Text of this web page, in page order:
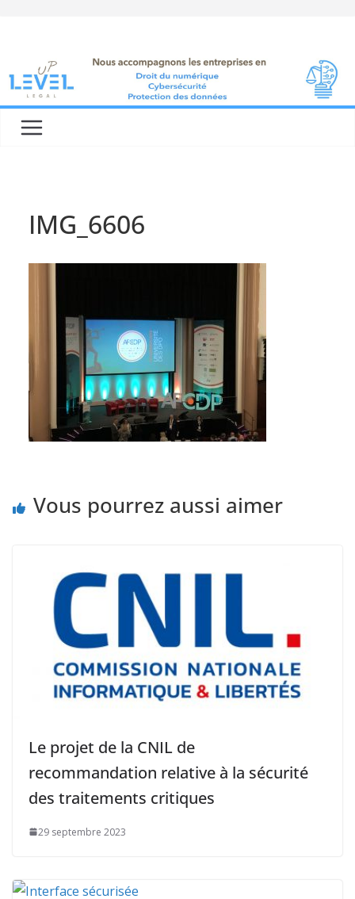
IMG_6606
Vous pourrez aussi aimer
Le projet de la CNIL de
recommandation relative à la sécurité
des traitements critiques
29 septembre 2023